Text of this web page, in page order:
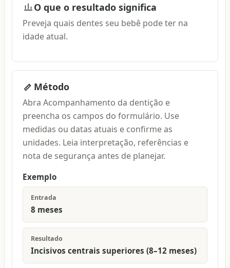
O que o resultado significa
Preveja quais dentes seu bebê pode ter na
idade atual.
Método
Abra Acompanhamento da dentição e
preencha os campos do formulário. Use
medidas ou datas atuais e confirme as
unidades. Leia interpretação, referências e
nota de segurança antes de planejar.
Exemplo
Entrada
8 meses
Resultado
Incisivos centrais superiores (8–12 meses)